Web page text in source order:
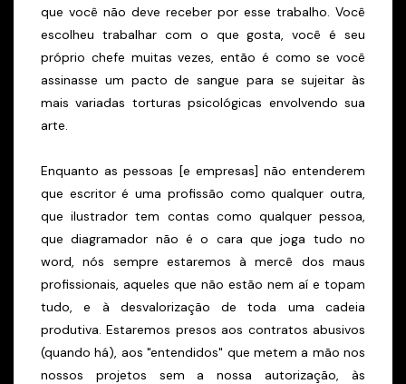
que você não deve receber por esse trabalho. Você
escolheu trabalhar com o que gosta, você é seu
próprio chefe muitas vezes, então é como se você
assinasse um pacto de sangue para se sujeitar às
mais variadas torturas psicológicas envolvendo sua
arte.
Enquanto as pessoas [e empresas] não entenderem
que escritor é uma profissão como qualquer outra,
que ilustrador tem contas como qualquer pessoa,
que diagramador não é o cara que joga tudo no
word, nós sempre estaremos à mercê dos maus
profissionais, aqueles que não estão nem aí e topam
tudo, e à desvalorização de toda uma cadeia
produtiva. Estaremos presos aos contratos abusivos
(quando há), aos "entendidos" que metem a mão nos
nossos projetos sem a nossa autorização, às